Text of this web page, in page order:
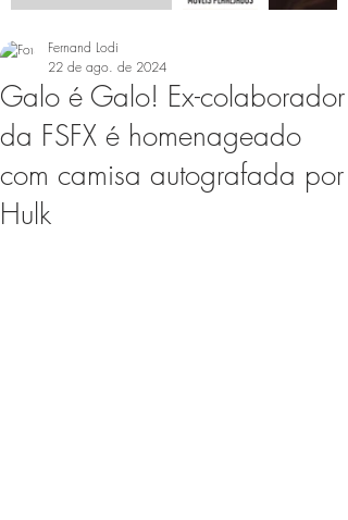
Galo é Galo! Ex-colaborador
da FSFX é homenageado
com camisa autografada por
Hulk
Fernand Lodi
22 de ago. de 2024